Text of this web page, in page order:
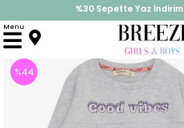
%30 Sepette Yaz
İndirimlere ek %10 İndirimi
Menu
Anasayfa Takımlar Eşofman
%44